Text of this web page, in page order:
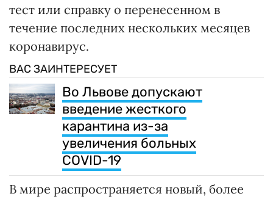
тест или справку о перенесенном в
течение последних нескольких месяцев
коронавирус.
ВАС ЗАИНТЕРЕСУЕТ
Во Львове допускают
введение жесткого
карантина из-за
увеличения больных
COVID-19
В мире распространяется новый, более